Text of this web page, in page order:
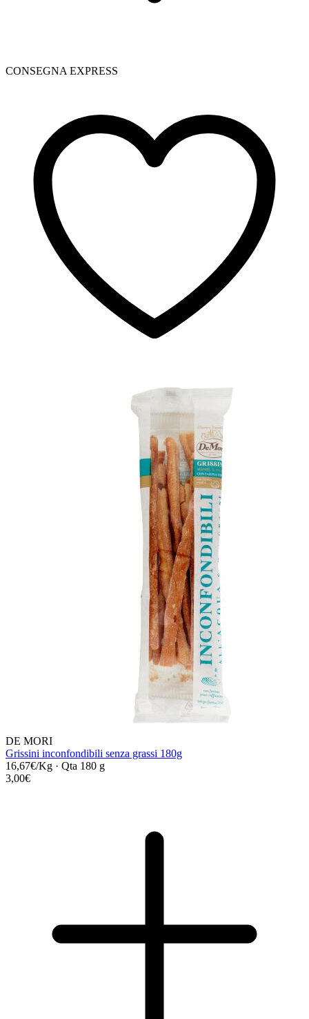
CONSEGNA EXPRESS
DE MORI
Grissini inconfondibili senza grassi 180g
16,67€/Kg · Qta 180 g
3,00€